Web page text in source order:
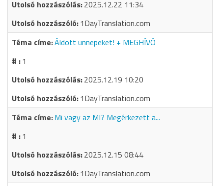
2025.12.22 11:34
1DayTranslation.com
Áldott ünnepeket! + MEGHÍVÓ
1
2025.12.19 10:20
1DayTranslation.com
Mi vagy az MI? Megérkezett a...
1
2025.12.15 08:44
1DayTranslation.com